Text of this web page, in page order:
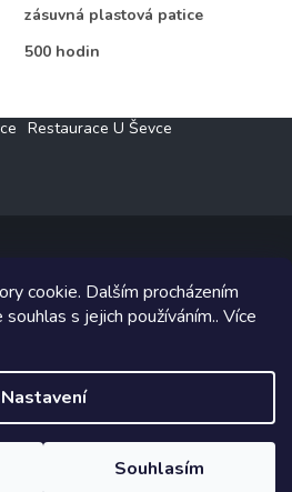
cookie. Dalším procházením
s jejich používáním.. Více
Nastavení
Souhlasím
zásuvná plastová patice
500 hodin
Restaurace U Ševce
s.r.o.. Všechna práva vyhrazena.
implementoval
.
Vytvořil Shoptet